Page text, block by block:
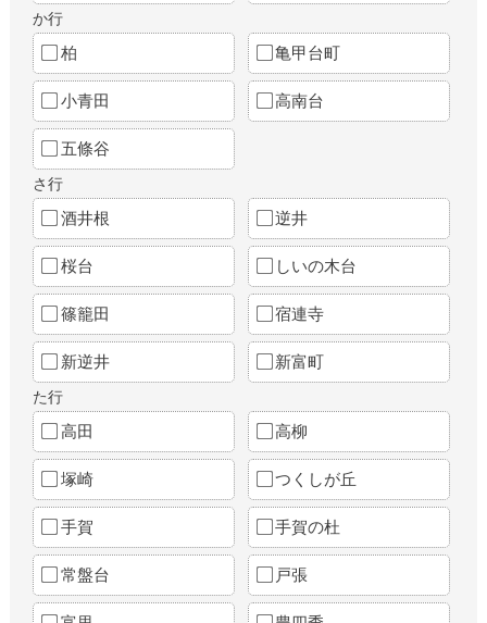
か行
柏 亀甲台町
小青田 高南台
五條谷
さ行
酒井根 逆井
桜台 しいの木台
篠籠田 宿連寺
新逆井 新富町
た行
高田 高柳
塚崎 つくしが丘
手賀 手賀の杜
常盤台 戸張